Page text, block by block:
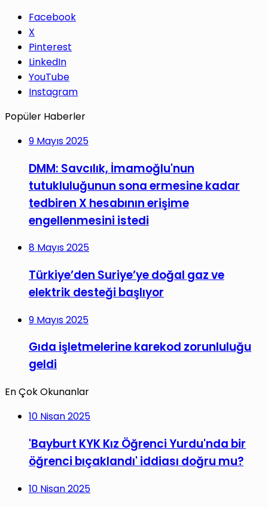
Facebook
X
Pinterest
LinkedIn
YouTube
Instagram
Popüler Haberler
9 Mayıs 2025
DMM: Savcılık, İmamoğlu'nun
tutukluluğunun sona ermesine kadar
tedbiren X hesabının erişime
engellenmesini istedi
8 Mayıs 2025
Türkiye’den Suriye’ye doğal gaz ve
elektrik desteği başlıyor
9 Mayıs 2025
Gıda işletmelerine karekod zorunluluğu
geldi
En Çok Okunanlar
10 Nisan 2025
'Bayburt KYK Kız Öğrenci Yurdu'nda bir
öğrenci bıçaklandı' iddiası doğru mu?
10 Nisan 2025